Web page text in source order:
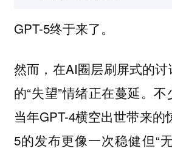
GPT-5终于来了。
然而，在AI圈层刷屏式的
的“失望”情绪正在蔓延。
当年GPT-4横空出世带来的
5的发布更像一次稳健但“